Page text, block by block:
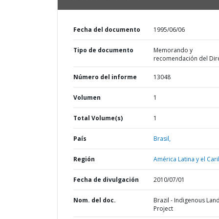
Fecha del documento 1995/06/06
Tipo de documento
Memorando y
recomendación del
Número del informe 13048
Volumen 1
Total Volume(s) 1
País Brasil,
Región América Latina y el
Fecha de divulgación 2010/07/01
Nom. del doc.
Brazil - Indigenous
Project